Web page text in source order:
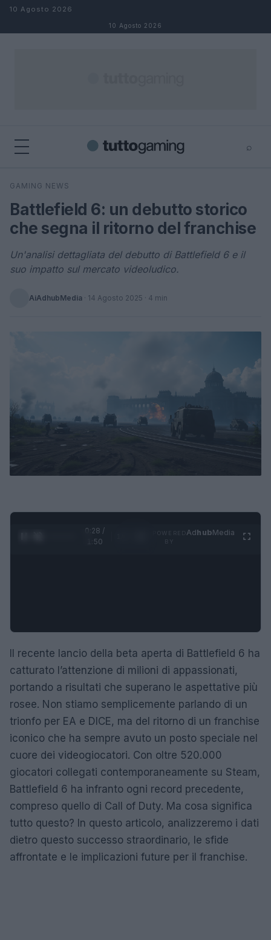
Salta al contenuto
10 Agosto 2026
10 Agosto 2026
⌕
Cerca
GAMING NEWS
Battlefield 6: un debutto storico
che segna il ritorno del franchise
Un'analisi dettagliata del debutto di Battlefield 6 e il
suo impatto sul mercato videoludico.
AiAdhubMedia · 14 Agosto 2025 · 4 min
0:29 /
1:50
AdhubMedia
Il recente lancio della beta aperta di Battlefield 6 ha
catturato l’attenzione di milioni di appassionati,
portando a risultati che superano le aspettative più
rosee. Non stiamo semplicemente parlando di un
trionfo per EA e DICE, ma del ritorno di un franchise
iconico che ha sempre avuto un posto speciale nel
cuore dei videogiocatori. Con oltre 520.000
giocatori collegati contemporaneamente su Steam,
Battlefield 6 ha infranto ogni record precedente,
compreso quello di Call of Duty. Ma cosa significa
tutto questo? In questo articolo, analizzeremo i dati
dietro questo successo straordinario, le sfide
affrontate e le implicazioni future per il franchise.